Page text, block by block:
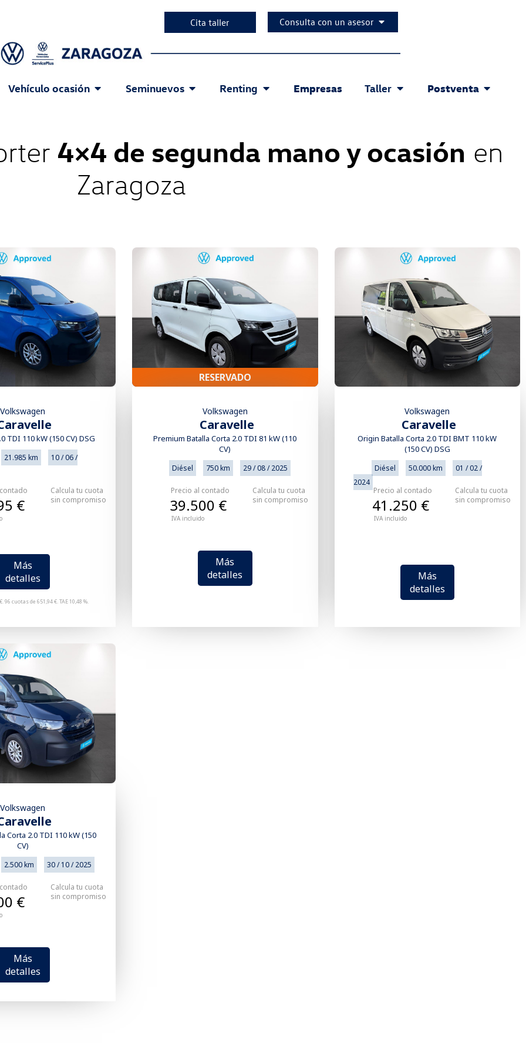
Cita taller Consulta con un asesor
Vehículo ocasión Seminuevos Renting Empresas Taller Postventa
4×4 de segunda mano y ocasión en
Zaragoza
Volkswagen
TDI 110 kW (150 CV) DSG
21.985 km
10 / 06 /
€
Más
detalles
96 cuotas de 651,94 €. TAE 10,48 %.
Calcula tu cuota
sin compromiso
RESERVADO
Volkswagen
Caravelle
Premium Batalla Corta 2.0 TDI 81 kW (110
CV)
Diésel 750 km 29 / 08 / 2025
Precio al contado
IVA incluido
39.500 €
Más
detalles
Calcula tu cuota
sin compromiso
Volkswagen
Caravelle
Origin Batalla Corta 2.0 TDI BMT 110 kW
(150 CV) DSG
Diésel 50.000 km
01 / 02 /
2024
Precio al contado
IVA incluido
41.250 €
Más
detalles
Calcula tu cuota
sin compromiso
Volkswagen
Corta 2.0 TDI 110 kW (150
CV)
2.500 km 30 / 10 / 2025
€
Más
detalles
Calcula tu cuota
sin compromiso